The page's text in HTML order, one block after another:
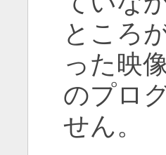
ところ
った映
のプロ
せん。